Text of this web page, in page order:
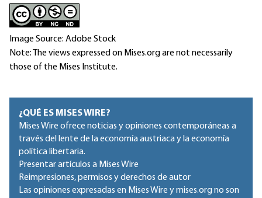
Image Source: Adobe Stock
Note: The views expressed on Mises.org are not necessarily
those of the Mises Institute.
¿QUÉ ES MISES WIRE?
Mises Wire ofrece noticias y opiniones contemporáneas a
través del lente de la economía austriaca y la economía
política libertaria.
Presentar artículos a Mises Wire
Reimpresiones, permisos y derechos de autor
Las opiniones expresadas en Mises Wire y mises.org no son